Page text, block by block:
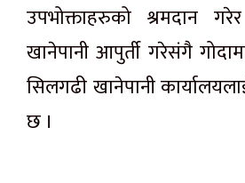
उपभोक्ताहरुको श्रमदान
खानेपानी आपुर्ती गरेसंगै
सिलगढी खानेपानी
छ ।